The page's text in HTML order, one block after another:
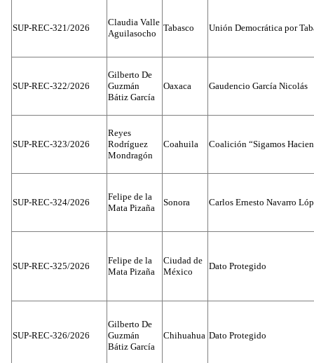
SUP-REC-321/2026
Claudia Valle
Aguilasocho
Tabasco Unión Democrática por
SUP-REC-322/2026
Gilberto De
Guzmán
Bátiz García
Oaxaca Gaudencio García Nicolás
SUP-REC-323/2026
Reyes
Rodríguez
Mondragón
Coahuila Coalición “Sigamos
SUP-REC-324/2026
Felipe de la
Mata Pizaña
Sonora Carlos Ernesto Navarro
SUP-REC-325/2026
Felipe de la
Mata Pizaña
Ciudad de
México
Dato Protegido
SUP-REC-326/2026
Gilberto De
Guzmán
Bátiz García
Chihuahua Dato Protegido